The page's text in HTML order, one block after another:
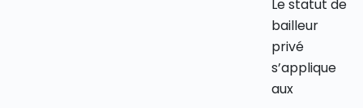
Le statut de
bailleur
privé
s’applique
aux